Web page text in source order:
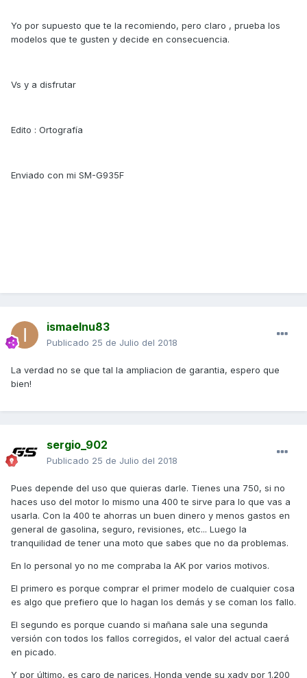
Yo por supuesto que te la recomiendo, pero claro , prueba los
modelos que te gusten y decide en consecuencia.
Vs y a disfrutar
Edito : Ortografía
Enviado con mi SM-G935F
ismaelnu83
Publicado 25 de Julio del 2018
La verdad no se que tal la ampliacion de garantia, espero que
bien!
sergio_902
Publicado 25 de Julio del 2018
Pues depende del uso que quieras darle. Tienes una 750, si no
haces uso del motor lo mismo una 400 te sirve para lo que vas a
usarla. Con la 400 te ahorras un buen dinero y menos gastos en
general de gasolina, seguro, revisiones, etc... Luego la
tranquilidad de tener una moto que sabes que no da problemas.
En lo personal yo no me compraba la AK por varios motivos.
El primero es porque comprar el primer modelo de cualquier cosa
es algo que prefiero que lo hagan los demás y se coman los fallo.
El segundo es porque cuando si mañana sale una segunda
versión con todos los fallos corregidos, el valor del actual caerá
en picado.
Y por último, es caro de narices. Honda vende su xadv por 1.200